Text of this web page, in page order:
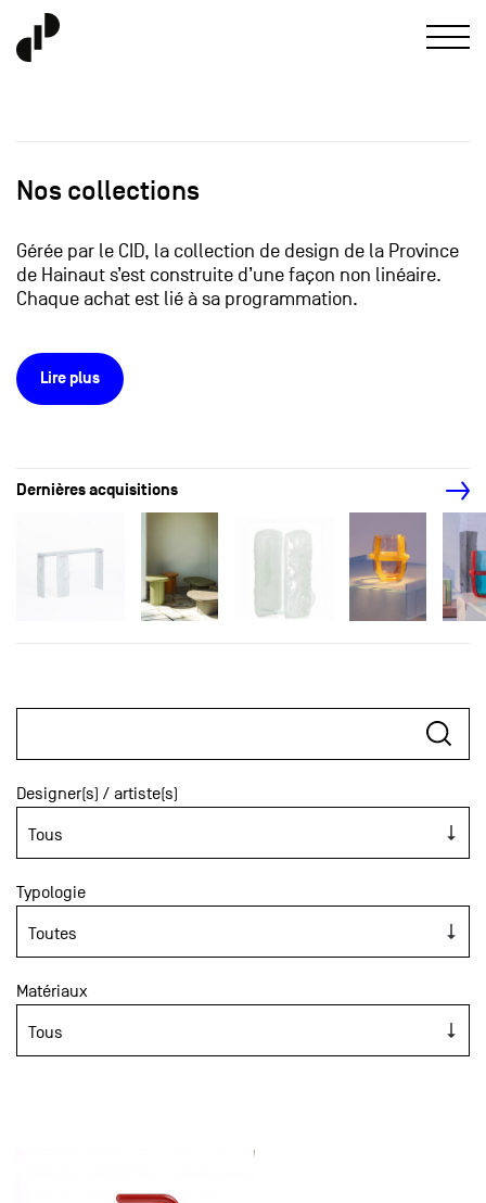
Nos collections
Gérée par le CID, la collection de design de la Province
de Hainaut s’est construite d’une façon non linéaire.
Chaque achat est lié à sa programmation.
Lire plus
Dernières acquisitions
Designer(s) / artiste(s)
Typologie
Matériaux